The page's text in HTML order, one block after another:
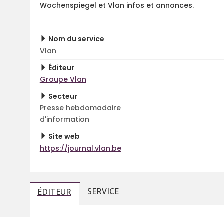
Wochenspiegel et Vlan infos et annonces.
Nom du service
Vlan
Éditeur
Groupe Vlan
Secteur
Presse hebdomadaire
d'information
Site web
https://journal.vlan.be
ÉDITEUR SERVICE